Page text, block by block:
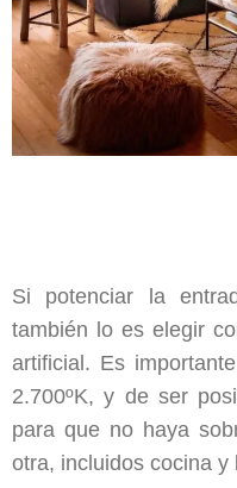
Si potenciar la
también lo es elegir
artificial. Es
2.700ºK, y de ser
para que no haya
otra, incluidos cocina y